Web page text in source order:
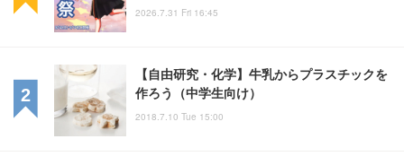
2026.7.31 Fri 16:45
【自由研究・化学】牛乳からプラスチックを
作ろう（中学生向け）
2018.7.10 Tue 15:00